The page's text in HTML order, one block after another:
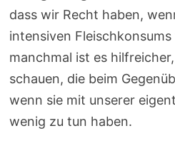
dass wir Recht haben,
intensiven
manchmal ist es
schauen, die beim
wenn sie mit unserer
wenig zu tun haben.